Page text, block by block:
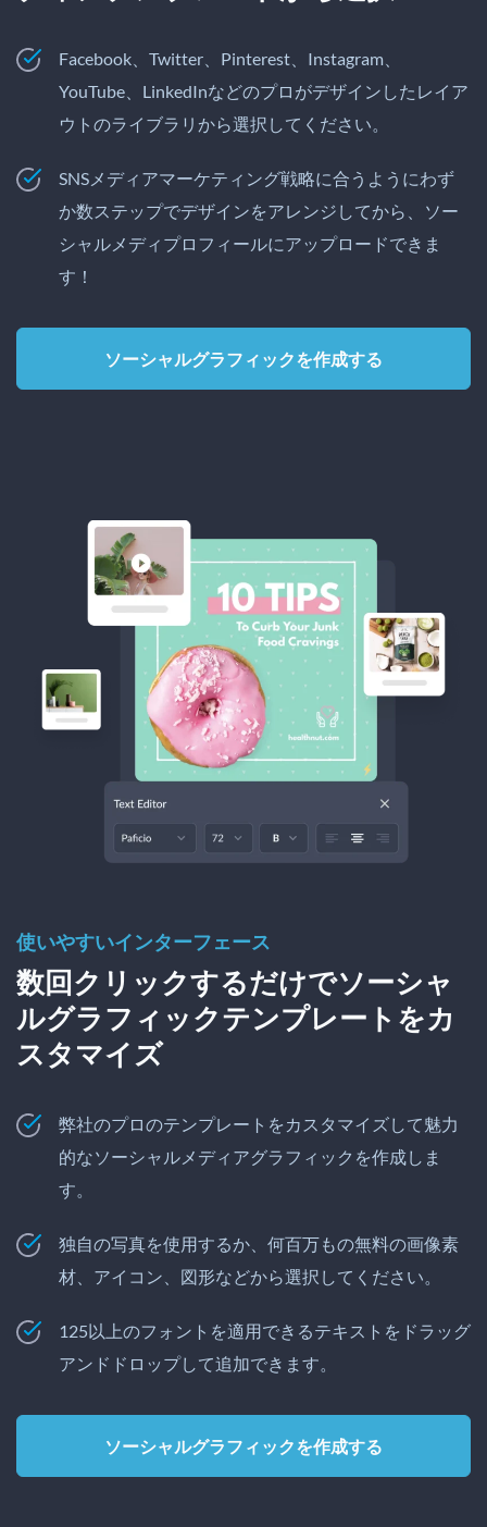
Facebook、Twitter、Pinterest、Instagram、
YouTube、LinkedInなどのプロがデザインしたレイア
ウトのライブラリから選択してください。
SNSメディアマーケティング戦略に合うようにわず
か数ステップでデザインをアレンジしてから、ソー
シャルメディプロフィールにアップロードできま
す！
ソーシャルグラフィックを作成する
使いやすいインターフェース
数回クリックするだけでソーシャ
ルグラフィックテンプレートをカ
スタマイズ
弊社のプロのテンプレートをカスタマイズして魅力
的なソーシャルメディアグラフィックを作成しま
す。
独自の写真を使用するか、何百万もの無料の画像素
材、アイコン、図形などから選択してください。
125以上のフォントを適用できるテキストをドラッグ
アンドドロップして追加できます。
ソーシャルグラフィックを作成する